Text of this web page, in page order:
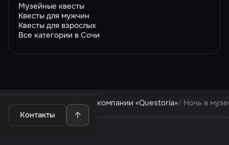
Музейные квесты
Квесты для мужчин
Квесты для взрослых
Все категории в Сочи
Контакты
Квесты компании «Questoria» Ночь в